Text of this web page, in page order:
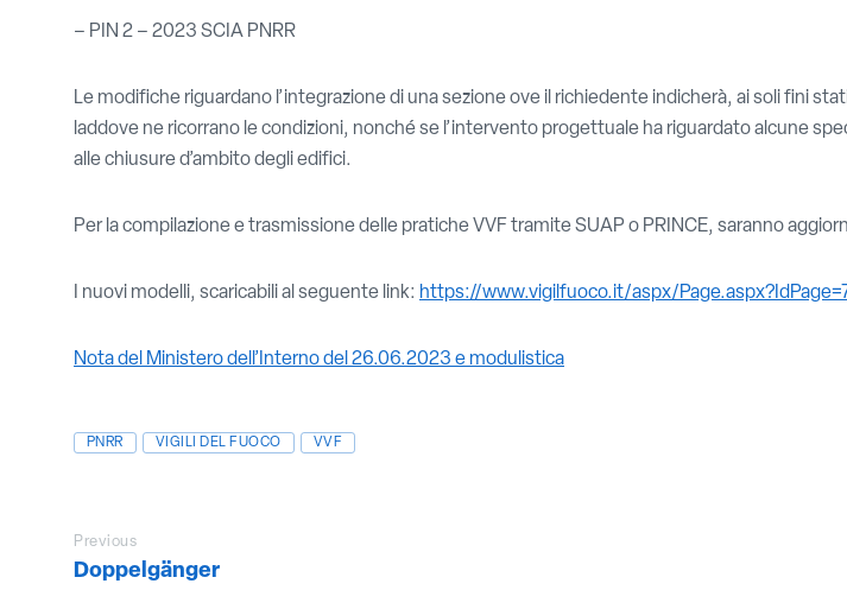
– PIN 2 – 2023 SCIA PNRR
Le modifiche riguardano l’integrazione di una sezione ove il richiedente indicherà, ai soli fini
laddove ne ricorrano le condizioni, nonché se l’intervento progettuale ha riguardato alcune
alle chiusure d’ambito degli edifici.
Per la compilazione e trasmissione delle pratiche VVF tramite SUAP o PRINCE, saranno
I nuovi modelli, scaricabili al seguente link: https://www.vigilfuoco.it/aspx/
Nota del Ministero dell’Interno del 26.06.2023 e modulistica
PNRR VIGILI DEL FUOCO VVF
Previous
Doppelgänger